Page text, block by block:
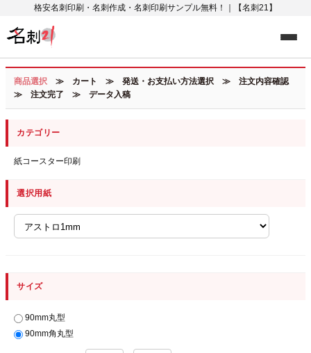
格安名刺印刷・名刺作成・名刺印刷サンプル無料！｜【名刺21】
商品選択 ≫ カート ≫ 発送・お支払い方法選択 ≫ 注文内容確認
≫ 注文完了 ≫ データ入稿
カテゴリー
紙コースター印刷
選択用紙
サイズ
90mm丸型
90mm角丸型